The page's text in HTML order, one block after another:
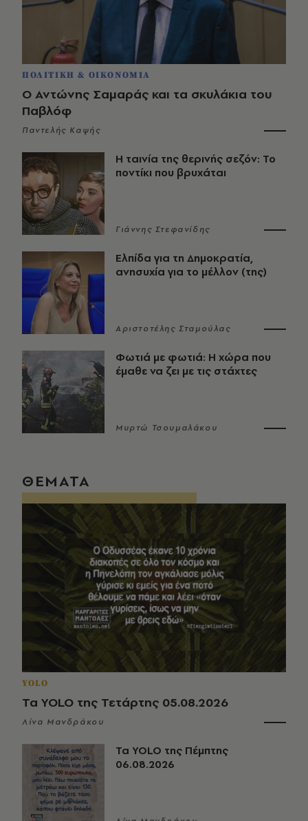
ΠΟΛΙΤΙΚΗ & ΟΙΚΟΝΟΜΙΑ
Ο Αντώνης Σαμαράς και τα σκυλάκια του
Παβλόφ
Παντελής Καψής
Η ταινία της θερινής σεζόν: Το
ποντίκι που βρυχάται
Γιάννης Στεφανίδης
Ελπίδα για τη Δημοκρατία,
ανησυχία για το μέλλον (της)
Αριστοτέλης Σταμούλας
Φωτιά με φωτιά: Η χώρα που
έμαθε να ζει με τις στάχτες
Μυρτώ Τσουμαλάκου
ΘΕΜΑΤΑ
YOLO
Τα YOLO της Τετάρτης 05.08.2026
Λίνα Μανδράκου
Τα YOLO της Πέμπτης
06.08.2026